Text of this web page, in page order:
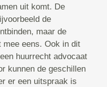
uit komt. De
de
maar de
mee eens. Ook in dit
huurrecht advocaat
kunnen de geschillen
er een uitspraak is